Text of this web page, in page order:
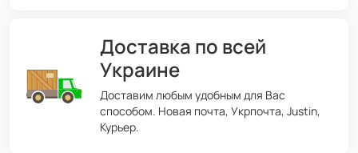
Доставка по всей
Украине
Доставим любым удобным для Вас
способом. Новая почта, Укрпочта, Justin,
Курьер.